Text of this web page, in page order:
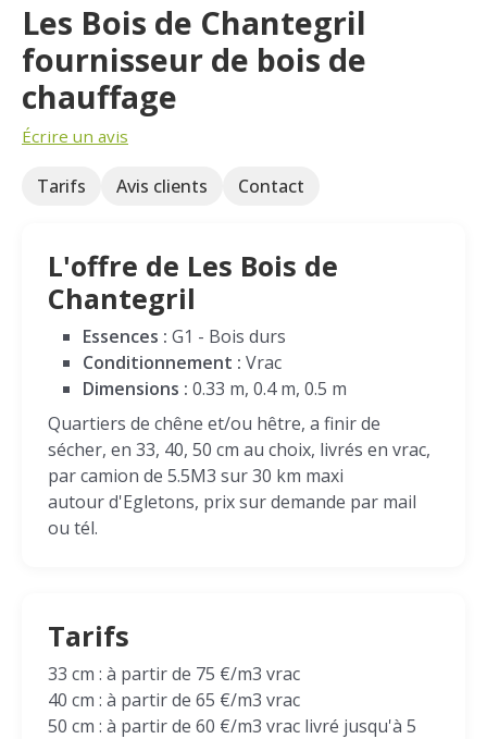
Les Bois de Chantegril
fournisseur de bois de
chauffage
Écrire un avis
Tarifs Avis clients Contact
L'offre de Les Bois de
Chantegril
Essences : G1 - Bois durs
Conditionnement : Vrac
Dimensions : 0.33 m, 0.4 m, 0.5 m
Quartiers de chêne et/ou hêtre, a finir de
sécher, en 33, 40, 50 cm au choix, livrés en vrac,
par camion de 5.5M3 sur 30 km maxi
autour d'Egletons, prix sur demande par mail
ou tél.
Tarifs
33 cm : à partir de 75 €/m3 vrac
40 cm : à partir de 65 €/m3 vrac
50 cm : à partir de 60 €/m3 vrac livré jusqu'à 5